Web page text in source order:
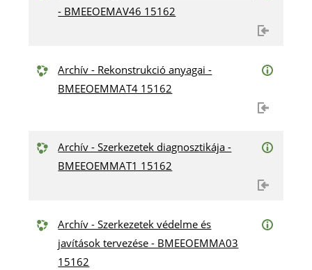
- BMEEOEMAV46 15162
Archív - Rekonstrukció anyagai -
BMEEOEMMAT4 15162
Archív - Szerkezetek diagnosztikája -
BMEEOEMMAT1 15162
Archív - Szerkezetek védelme és
javítások tervezése - BMEEOEMMA03
15162